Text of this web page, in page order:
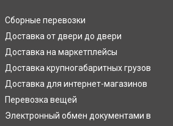
Сборные перевозки
Доставка от двери до двери
Доставка на маркетплейсы
Доставка крупногабаритных грузов
Доставка для интернет-магазинов
Перевозка вещей
Электронный обмен документами в